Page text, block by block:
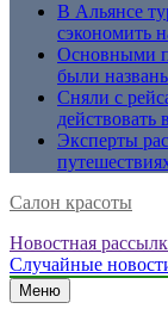
В Альянсе
сэкономить
Основными
были
Сняли с
действовать
Эксперты
Салон красоты
Новостная
Случайные
Меню